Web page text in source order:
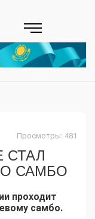
Просмотры: 481
СТАЛ
САМБО
проходит
самбо.